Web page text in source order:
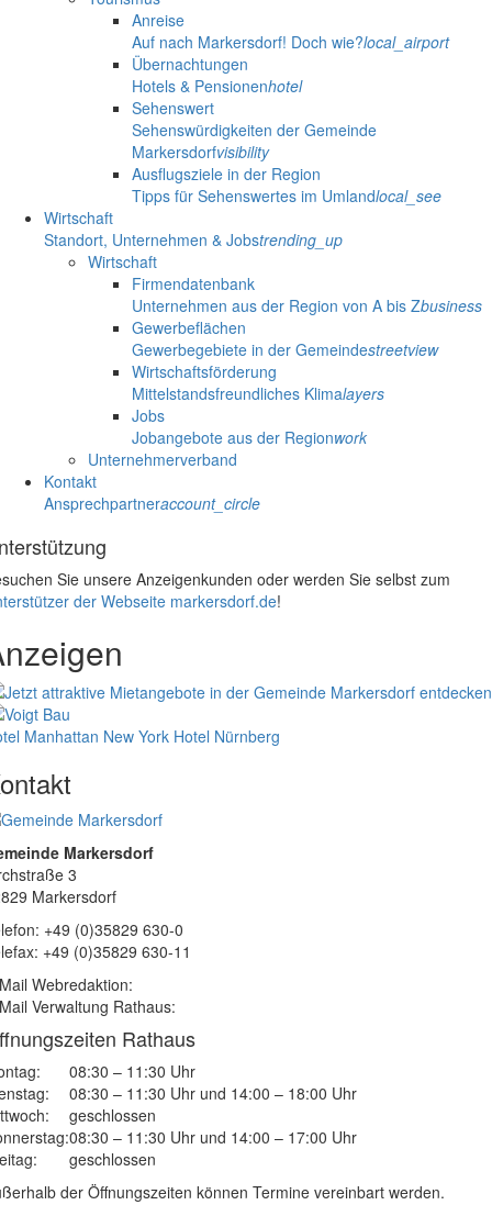
Anreise
Auf nach Markersdorf! Doch wie?local_airport
Übernachtungen
Hotels & Pensionenhotel
Sehenswert
Sehenswürdigkeiten der Gemeinde
Markersdorfvisibility
Ausflugsziele in der Region
Tipps für Sehenswertes im Umlandlocal_see
Wirtschaft
Standort, Unternehmen & Jobstrending_up
Wirtschaft
Firmendatenbank
Unternehmen aus der Region von A bis Zbusiness
Gewerbeflächen
Gewerbegebiete in der Gemeindestreetview
Wirtschaftsförderung
Mittelstandsfreundliches Klimalayers
Jobs
Jobangebote aus der Regionwork
Unternehmerverband
Kontakt
Ansprechpartneraccount_circle
Sie unsere Anzeigenkunden oder werden Sie selbst zum
der Webseite markersdorf.de!
Manhattan New York Hotel Nürnberg
Markersdorf
3
Markersdorf
+49 (0)35829 630-0
+49 (0)35829 630-11
Webredaktion:
Verwaltung Rathaus:
Rathaus
08:30 – 11:30 Uhr
08:30 – 11:30 Uhr und 14:00 – 18:00 Uhr
geschlossen
08:30 – 11:30 Uhr und 14:00 – 17:00 Uhr
geschlossen
der Öffnungszeiten können Termine vereinbart werden.